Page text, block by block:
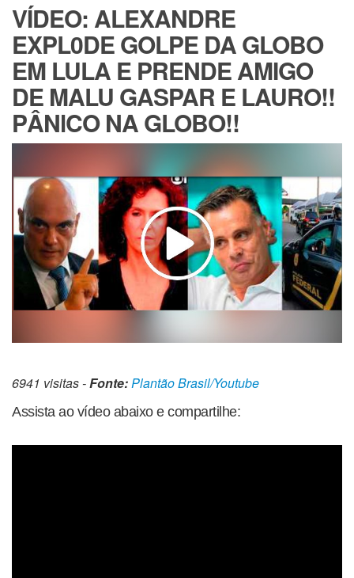
VÍDEO: ALEXANDRE
EXPL0DE GOLPE DA GLOBO
EM LULA E PRENDE AMIGO
DE MALU GASPAR E LAURO!!
PÂNlCO NA GLOBO!!
6941 visitas -Fonte:Plantão Brasil/Youtube
Assista ao vídeo abaixo e compartilhe: